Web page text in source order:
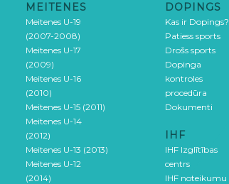
MEITENES
Meitenes U-19
(2007-2008)
Meitenes U-17
(2009)
Meitenes U-16
(2010)
Meitenes U-15 (2011)
Meitenes U-14
(2012)
Meitenes U-13 (2013)
Meitenes U-12
(2014)
DOPINGS
Kas ir Dopings?
Patiess sports
Drošs sports
Dopinga
kontroles
procedūra
Dokumenti
IHF
IHF Izglītības
centrs
IHF noteikumu